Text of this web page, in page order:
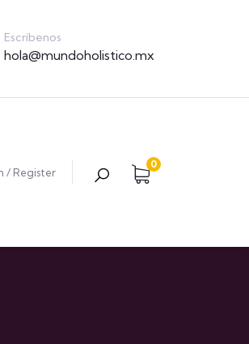
Escríbenos
hola@mundoholistico.mx
/ Register
0